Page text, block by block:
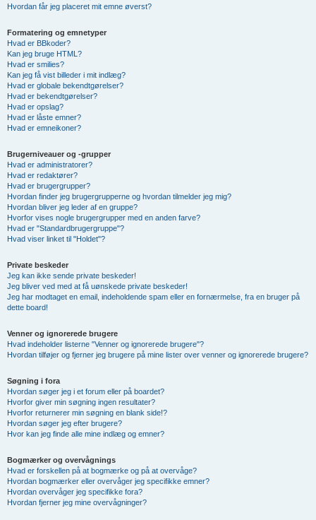
Hvordan får jeg placeret mit emne øverst?
Formatering og emnetyper
Hvad er BBkoder?
Kan jeg bruge HTML?
Hvad er smilies?
Kan jeg få vist billeder i mit indlæg?
Hvad er globale bekendtgørelser?
Hvad er bekendtgørelser?
Hvad er opslag?
Hvad er låste emner?
Hvad er emneikoner?
Brugerniveauer og -grupper
Hvad er administratorer?
Hvad er redaktører?
Hvad er brugergrupper?
Hvordan finder jeg brugergrupperne og hvordan tilmelder jeg mig?
Hvordan bliver jeg leder af en gruppe?
Hvorfor vises nogle brugergrupper med en anden farve?
Hvad er "Standardbrugergruppe"?
Hvad viser linket til "Holdet"?
Private beskeder
Jeg kan ikke sende private beskeder!
Jeg bliver ved med at få uønskede private beskeder!
Jeg har modtaget en email, indeholdende spam eller en fornærmelse, fra en bruger på
dette board!
Venner og ignorerede brugere
Hvad indeholder listerne "Venner og ignorerede brugere"?
Hvordan tilføjer og fjerner jeg brugere på mine lister over venner og ignorerede brugere?
Søgning i fora
Hvordan søger jeg i et forum eller på boardet?
Hvorfor giver min søgning ingen resultater?
Hvorfor returnerer min søgning en blank side!?
Hvordan søger jeg efter brugere?
Hvor kan jeg finde alle mine indlæg og emner?
Bogmærker og overvågnings
Hvad er forskellen på at bogmærke og på at overvåge?
Hvordan bogmærker eller overvåger jeg specifikke emner?
Hvordan overvåger jeg specifikke fora?
Hvordan fjerner jeg mine overvågninger?